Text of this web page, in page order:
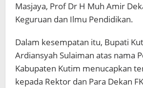
Masjaya, Prof Dr H Muh Amir
Keguruan dan Ilmu Pendidikan.
Dalam kesempatan itu, Bupati
Ardiansyah Sulaiman atas nama
Kabupaten Kutim menucapkan
kepada Rektor dan Para Dekan